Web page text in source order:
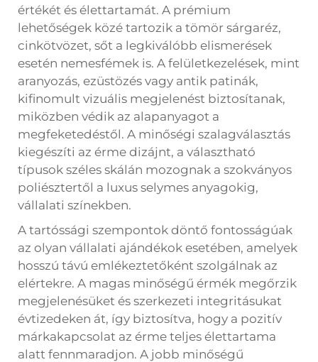
értékét és élettartamát. A prémium
lehetőségek közé tartozik a tömör sárgaréz,
cinkötvözet, sőt a legkiválóbb elismerések
esetén nemesfémek is. A felületkezelések, mint
aranyozás, ezüstözés vagy antik patinák,
kifinomult vizuális megjelenést biztosítanak,
miközben védik az alapanyagot a
megfeketedéstől. A minőségi szalagválasztás
kiegészíti az érme dizájnt, a választható
típusok széles skálán mozognak a szokványos
poliésztertől a luxus selymes anyagokig,
vállalati színekben.
A tartóssági szempontok döntő fontosságúak
az olyan vállalati ajándékok esetében, amelyek
hosszú távú emlékeztetőként szolgálnak az
elértekre. A magas minőségű érmék megőrzik
megjelenésüket és szerkezeti integritásukat
évtizedeken át, így biztosítva, hogy a pozitív
márkakapcsolat az érme teljes élettartama
alatt fennmaradjon. A jobb minőségű